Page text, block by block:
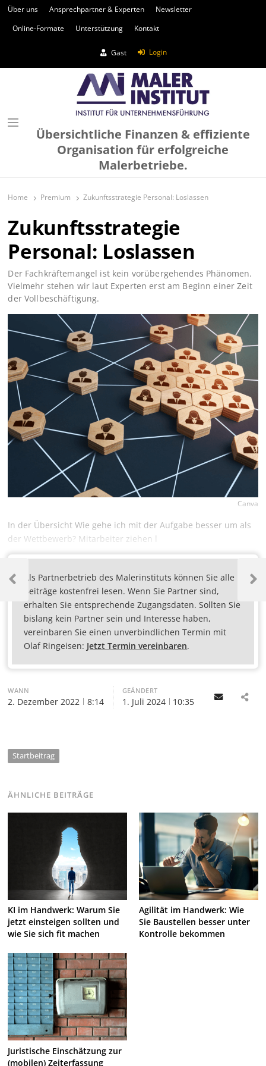
Über uns Ansprechpartner & Experten
Newsletter
Online-Formate
Unterstützung Kontakt
Gast Login
Übersichtliche Finanzen & effiziente
Organisation für erfolgreiche
Malerbetriebe.
Home Premium Zukunftsstrategie Personal: Loslassen
Zukunftsstrategie
Personal: Loslassen
Der Fachkräftemangel ist kein vorübergehendes Phänomen.
Vielmehr stehen wir laut Experten erst am Beginn einer Zeit
der Vollbeschäftigung.
Canva
In der Übersicht Wie gehe ich mit der Aufgabe besser um als
der Wettbewerb? Mitarbeiter ziehen l
Als Partnerbetrieb des Malerinstituts können Sie alle
Beiträge kostenfrei lesen. Wenn Sie Partner sind,
erhalten Sie entsprechende Zugangsdaten. Sollten Sie
bislang kein Partner sein und Interesse haben,
vereinbaren Sie einen unverbindlichen Termin mit
Olaf Ringeisen: Jetzt Termin vereinbaren.
WANN
2. Dezember 2022 8:14
GEÄNDERT
1. Juli 2024 10:35 Email
Startbeitrag
ÄHNLICHE BEITRÄGE
KI im Handwerk: Warum Sie
jetzt einsteigen sollten und
wie Sie sich fit machen
Agilität im Handwerk: Wie
Sie Baustellen besser unter
Kontrolle bekommen
Juristische Einschätzung zur
(mobilen) Zeiterfassung